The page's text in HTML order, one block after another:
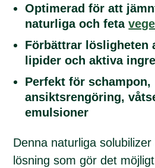
Optimerad för att
naturliga och feta
Förbättrar lösligheten
lipider och aktiva
Perfekt för schampon,
ansiktsrengöring,
emulsioner
Denna naturliga
lösning som gör det